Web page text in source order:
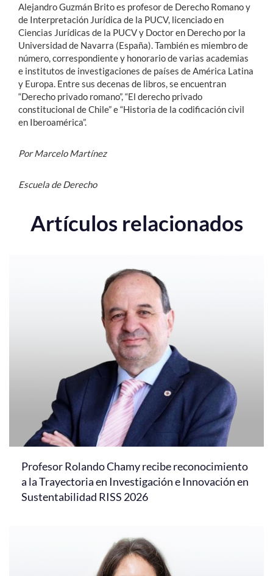
Alejandro Guzmán Brito es profesor de Derecho Romano y
de Interpretación Jurídica de la PUCV, licenciado en
Ciencias Jurídicas de la PUCV y Doctor en Derecho por la
Universidad de Navarra (España). También es miembro de
número, correspondiente y honorario de varias academias
e institutos de investigaciones de países de América Latina
y Europa. Entre sus decenas de libros, se encuentran
“Derecho privado romano”, “El derecho privado
constitucional de Chile” e “Historia de la codificación civil
en Iberoamérica”.
Por Marcelo Martínez
Escuela de Derecho
Artículos relacionados
Profesor Rolando Chamy recibe reconocimiento
a la Trayectoria en Investigación e Innovación en
Sustentabilidad RISS 2026